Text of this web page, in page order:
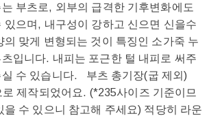
부츠로, 외부의 급격한 기후변화에도
있으며, 내구성이 강하고 신으면 신을수
의 맞게 변형되는 것이 특징인 소가죽 누
입니다. 내피는 포근한 털 내피로 써주
실 수 있습니다. 부츠 총기장(굽 제외)
제작되었어요. (*235사이즈 기준이므
을 수 있으니 참고해 주세요) 적당히 라운